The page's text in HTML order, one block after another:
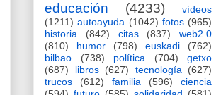
educación (4233)
vídeos
(1211) autoayuda (1042) fotos (965)
historia
(842) citas (837)
web2.0
(810)
humor (798) euskadi
(762)
bilbao
(738) política (704)
getxo
(687)
libros (627) tecnología
(627)
trucos
(612) familia (596)
ciencia